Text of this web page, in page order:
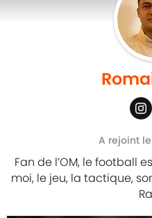
A rejoint le
Fan de l’OM, le football
moi, le jeu, la tactique,